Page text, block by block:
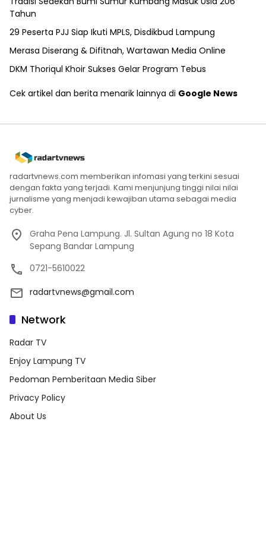
Tahun
29 Peserta PJJ Siap Ikuti MPLS, Disdikbud Lampung
Merasa Diserang & Difitnah, Wartawan Media Online
DKM Thoriqul Khoir Sukses Gelar Program Tebus
Cek artikel dan berita menarik lainnya di Google News
radartvnews.com memberikan infomasi yang terkini sesuai
dengan fakta yang terjadi. Kami menjunjung tinggi nilai nilai
jurnalisme yang menjadi kewajiban utama sebagai media
cyber.
Graha Pena Lampung. Jl. Sultan Agung no 18 Kota
Sepang Bandar Lampung
0721-5610022
radartvnews@gmail.com
Network
Radar TV
Enjoy Lampung TV
Pedoman Pemberitaan Media Siber
Privacy Policy
About Us